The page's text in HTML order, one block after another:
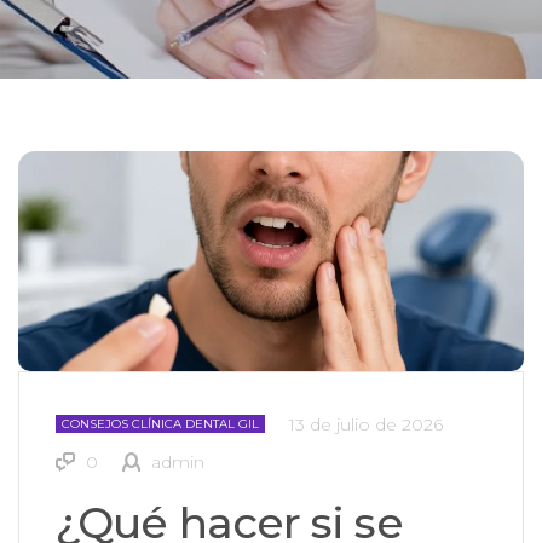
CONSEJOS CLÍNICA DENTAL GIL
13 de julio de 2026
0
admin
¿Qué hacer si se